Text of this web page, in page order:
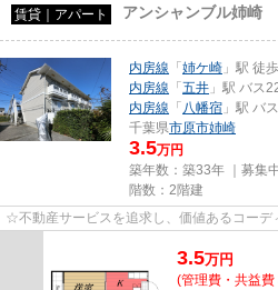
賃貸｜アパート アンシャンブル姉崎
内房線 「姉ケ崎 」駅 徒
内房線 「五井 」駅 バス
内房線 「 八幡宿 」駅 バ
千葉県市原市姉崎
3.5万円
築年数：築33年 ｜募集
階数：2階建
☆不動産サービスを追求し、価値あるコー
3.5万円
(管理費・共益